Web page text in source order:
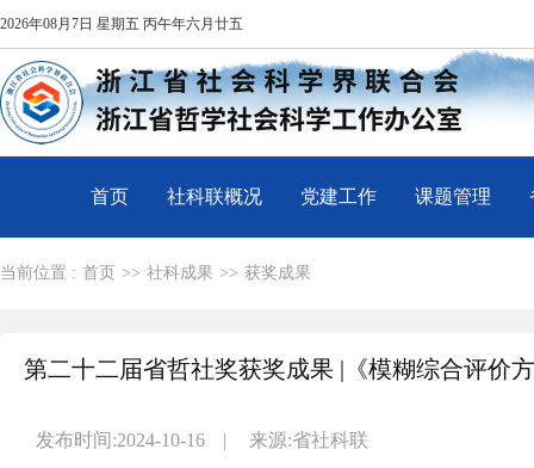
2026年08月7日 星期五 丙午年六月廿五
首页 社科联概况 党建工作 课题管理
当前位置 : 首页 >> 社科成果 >> 获奖成果
第二十二届省哲社奖获奖成果 |《模糊综合评价
发布时间:2024-10-16 | 来源:省社科联